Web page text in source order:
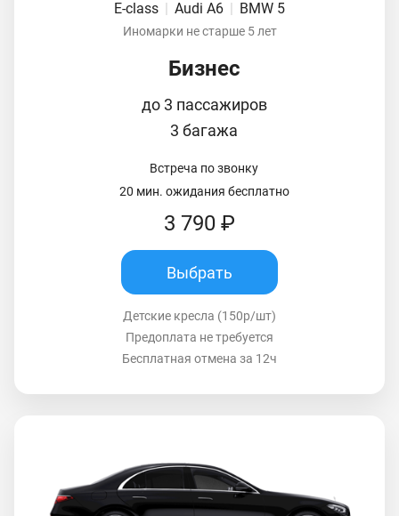
E-class | Audi A6 | BMW 5
Иномарки не старше 5 лет
Бизнес
до 3 пассажиров
3 багажа
Встреча по звонку
20 мин. ожидания бесплатно
3 790 ₽
Выбрать
Детские кресла (150р/шт)
Предоплата не требуется
Бесплатная отмена за 12ч